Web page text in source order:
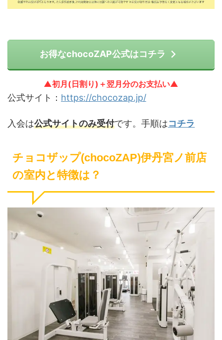
お得なchocoZAP公式はコチラ
▲初月(日割り)＋翌月分のお支払い▲
公式サイト： https://chocozap.jp/
入会は公式サイトのみ受付です。手順はコチラ
チョコザップ(chocoZAP)伊丹宮ノ前店
の室内と特徴は？